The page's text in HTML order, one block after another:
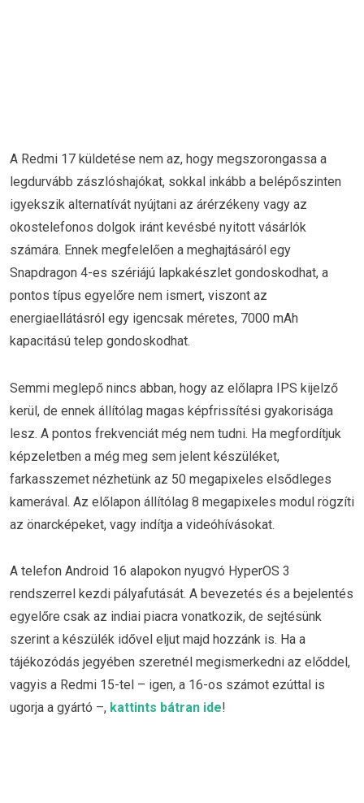
A Redmi 17 küldetése nem az, hogy megszorongassa a
legdurvább zászlóshajókat, sokkal inkább a belépőszinten
igyekszik alternatívát nyújtani az árérzékeny vagy az
okostelefonos dolgok iránt kevésbé nyitott vásárlók
számára. Ennek megfelelően a meghajtásáról egy
Snapdragon 4-es szériájú lapkakészlet gondoskodhat, a
pontos típus egyelőre nem ismert, viszont az
energiaellátásról egy igencsak méretes, 7000 mAh
kapacitású telep gondoskodhat.
Semmi meglepő nincs abban, hogy az előlapra IPS kijelző
kerül, de ennek állítólag magas képfrissítési gyakorisága
lesz. A pontos frekvenciát még nem tudni. Ha megfordítjuk
képzeletben a még meg sem jelent készüléket,
farkasszemet nézhetünk az 50 megapixeles elsődleges
kamerával. Az előlapon állítólag 8 megapixeles modul rögzíti
az önarcképeket, vagy indítja a videóhívásokat.
A telefon Android 16 alapokon nyugvó HyperOS 3
rendszerrel kezdi pályafutását. A bevezetés és a bejelentés
egyelőre csak az indiai piacra vonatkozik, de sejtésünk
szerint a készülék idővel eljut majd hozzánk is. Ha a
tájékozódás jegyében szeretnél megismerkedni az előddel,
vagyis a Redmi 15-tel – igen, a 16-os számot ezúttal is
ugorja a gyártó –, kattints bátran ide!